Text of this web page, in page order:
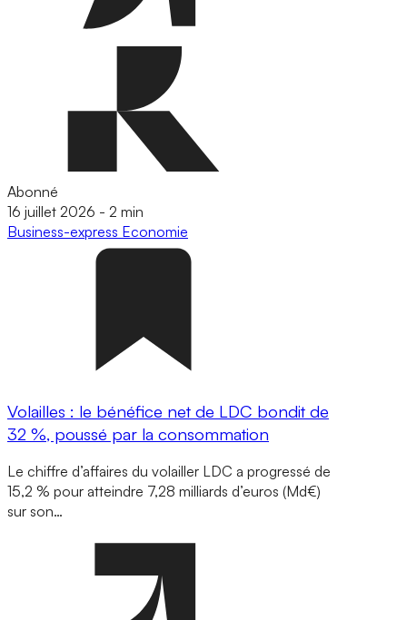
Abonné
16 juillet 2026 - 2 min
Business-express Economie
Volailles : le bénéfice net de LDC bondit de
32 %, poussé par la consommation
Le chiffre d’affaires du volailler LDC a progressé de
15,2 % pour atteindre 7,28 milliards d’euros (Md€)
sur son…